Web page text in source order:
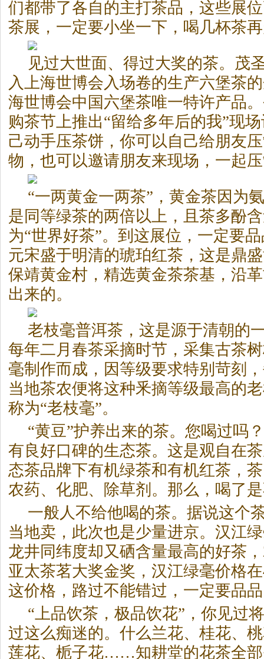
们都带了各自的主打茶品，这些展
茶展，一定要小坐一下，喝几杯茶
见过大世面、得过大奖的茶。茂
入上海世博会入场卷的生产六堡茶
海世博会中国六堡茶唯一特许产品
购茶节上推出“留给多年后的我”现
己动手压茶饼，你可以自己给朋友
物，也可以邀请朋友来现场，一起
“一两黄金一两茶”，黄金茶因为
是同等绿茶的两倍以上，且茶多酚
为“世界好茶”。到这展位，一定要
元宋盛于明清的琥珀红茶，这是鼎
保靖黄金村，精选黄金茶茶基，沿
出来的。
老枝毫普洱茶，这是源于清朝的
每年二月春茶采摘时节，采集古茶
毫制作而成，因等级要求特别苛刻
当地茶农便将这种釆摘等级最高的
称为“老枝毫”。
“黄豆”护养出来的茶。您喝过吗
有良好口碑的生态茶。这是观自在
态茶品牌下有机绿茶和有机红茶，
农药、化肥、除草剂。那么，喝了
一般人不给他喝的茶。据说这个
当地卖，此次也是少量进京。汉江
龙井同纬度却又硒含量最高的好茶
亚太茶茗大奖金奖，汉江绿毫价格
这价格，路过不能错过，一定要品
“上品饮茶，极品饮花”，你见过
过这么痴迷的。什么兰花、桂花、
莲花、栀子花……知耕堂的花茶全